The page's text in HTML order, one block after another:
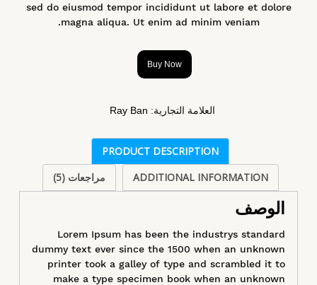
sed do eiusmod tempor incididunt ut labore et dolore
magna aliqua. Ut enim ad minim veniam.
Buy Now
العلامة التجارية: Ray Ban
PRODUCT DESCRIPTION
ADDITIONAL INFORMATION
مراجعات (5)
الوصف
Lorem Ipsum has been the industrys standard
dummy text ever since the 1500 when an unknown
printer took a galley of type and scrambled it to
make a type specimen book when an unknown